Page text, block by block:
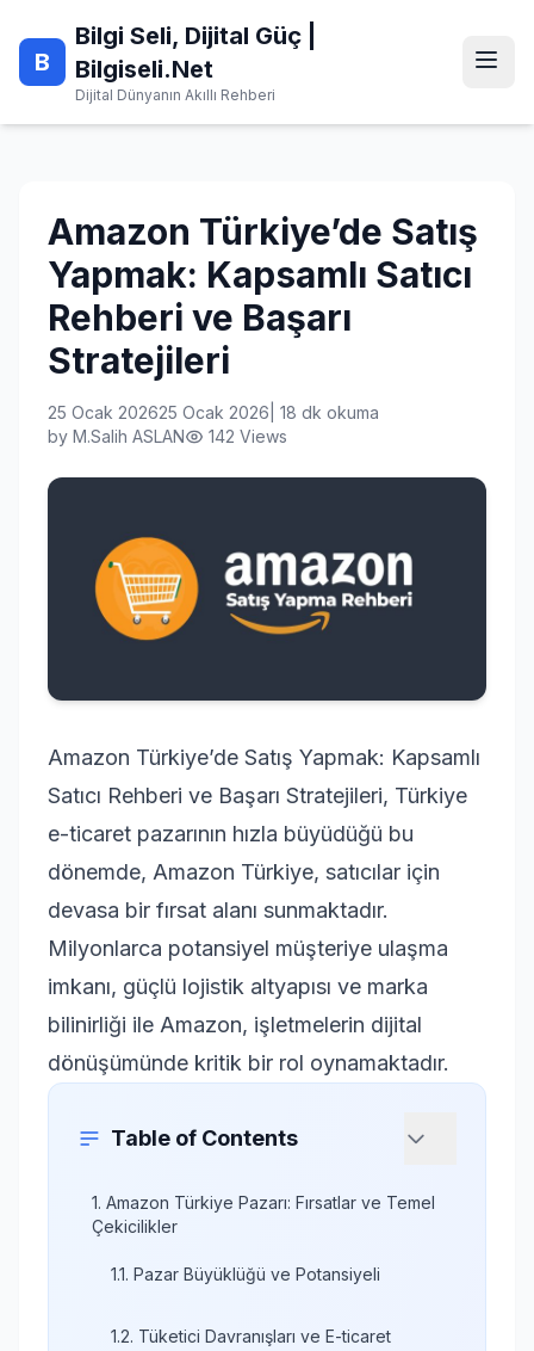
content
B
Bilgi Seli, Dijital Güç |
Bilgiseli.Net
Dijital Dünyanın Akıllı Rehberi
Amazon Türkiye’de Satış
Yapmak: Kapsamlı Satıcı
Rehberi ve Başarı
Stratejileri
25 Ocak 202625 Ocak 2026 18 dk okuma
by M.Salih ASLAN 142 Views
Amazon Türkiye’de Satış Yapmak: Kapsamlı
Satıcı Rehberi ve Başarı Stratejileri, Türkiye
e-ticaret pazarının hızla büyüdüğü bu
dönemde, Amazon Türkiye, satıcılar için
devasa bir fırsat alanı sunmaktadır.
Milyonlarca potansiyel müşteriye ulaşma
imkanı, güçlü lojistik altyapısı ve marka
bilinirliği ile Amazon, işletmelerin dijital
dönüşümünde kritik bir rol oynamaktadır.
Table of Contents
1. Amazon Türkiye Pazarı: Fırsatlar ve Temel
Çekicilikler
1.1. Pazar Büyüklüğü ve Potansiyeli
1.2. Tüketici Davranışları ve E-ticaret